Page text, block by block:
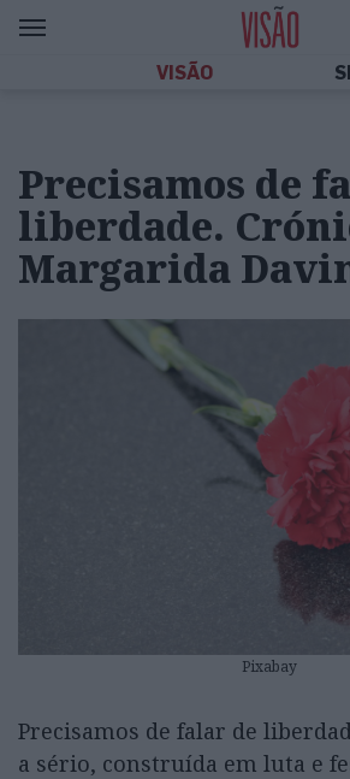
VISÃO
Precisamos de
liberdade.
Margarida
Pixabay
Precisamos de falar de
a sério, construída em luta e